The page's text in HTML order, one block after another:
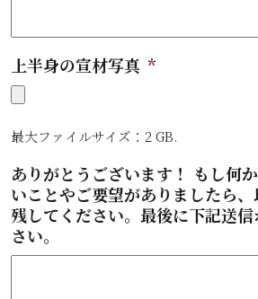
上半身の宣材写真 *
最大ファイルサイズ：2 GB.
ありがとうございます！ もし何
いことやご要望がありましたら
残してください。最後に下記送
さい。